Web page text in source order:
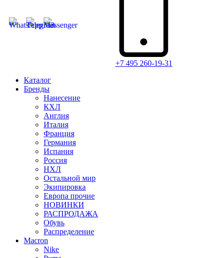
+7 495 260-19-31
Каталог
Бренды
Нанесение
КХЛ
Англия
Италия
Франция
Германия
Испания
Россия
НХЛ
Остальной мир
Экипировка
Европа прочие
НОВИНКИ
РАСПРОДАЖА
Обувь
Распределение
Macron
Nike